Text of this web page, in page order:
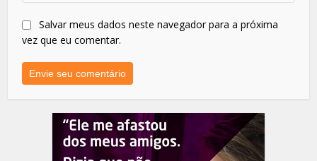
Salvar meus dados neste navegador para a próxima
vez que eu comentar.